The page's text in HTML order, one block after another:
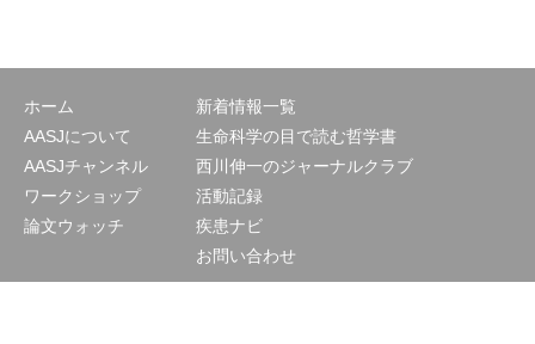
ホーム
AASJについて
AASJチャンネル
ワークショップ
論文ウォッチ
新着情報一覧
生命科学の目で読む哲学書
西川伸一のジャーナルクラブ
活動記録
疾患ナビ
お問い合わせ